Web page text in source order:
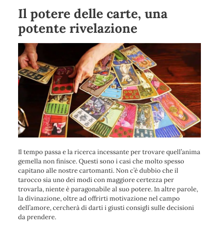
Il potere delle carte, una
potente rivelazione
Il tempo passa e la ricerca incessante per trovare quell’anima
gemella non finisce. Questi sono i casi che molto spesso
capitano alle nostre cartomanti. Non c’è dubbio che il
tarocco sia uno dei modi con maggiore certezza per
trovarla, niente è paragonabile al suo potere. In altre parole,
la divinazione, oltre ad offrirti motivazione nel campo
dell’amore, cercherà di darti i giusti consigli sulle decisioni
da prendere.